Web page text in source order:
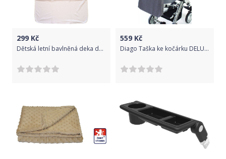
299 Kč
Dětská letní bavlněná deka do kočárku, Dětský svět, DVOJITÁ, bílá se žirafou
559 Kč
Diago Taška ke kočárku DELUXE - šedá růžová